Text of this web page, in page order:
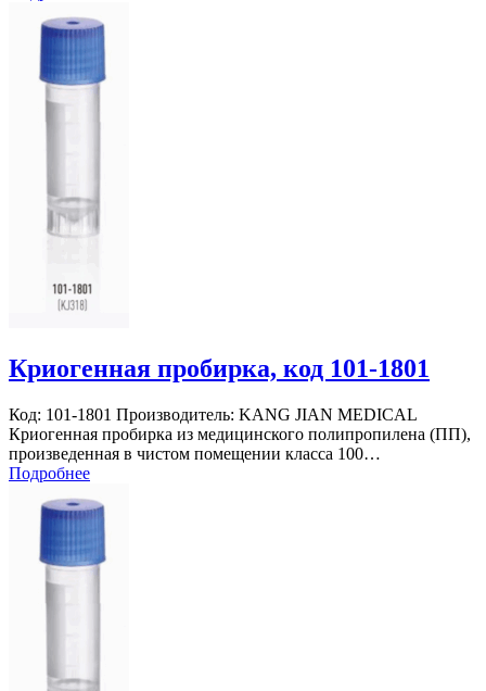
Криогенная пробирка, код 101-1801
Код: 101-1801 Производитель: KANG JIAN MEDICAL
Криогенная пробирка из медицинского полипропилена (ПП),
произведенная в чистом помещении класса 100…
Подробнее